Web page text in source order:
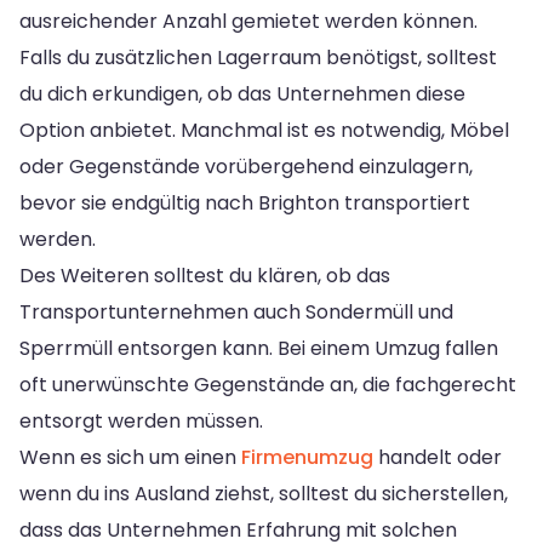
ausreichender Anzahl gemietet werden können.
Falls du zusätzlichen Lagerraum benötigst, solltest
du dich erkundigen, ob das Unternehmen diese
Option anbietet. Manchmal ist es notwendig, Möbel
oder Gegenstände vorübergehend einzulagern,
bevor sie endgültig nach Brighton transportiert
werden.
Des Weiteren solltest du klären, ob das
Transportunternehmen auch Sondermüll und
Sperrmüll entsorgen kann. Bei einem Umzug fallen
oft unerwünschte Gegenstände an, die fachgerecht
entsorgt werden müssen.
Wenn es sich um einen Firmenumzug handelt oder
wenn du ins Ausland ziehst, solltest du sicherstellen,
dass das Unternehmen Erfahrung mit solchen